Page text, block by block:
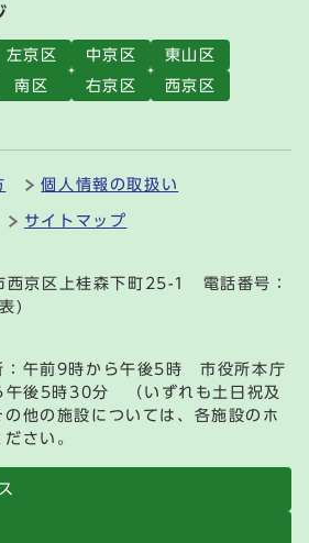
左京区 中京区
東山区
南区 右京区
西京区
個人情報の取扱い
サイトマップ
京区上桂森下町25-1 電話番号：
)
：午前9時から午後5時 市役所本庁
午後5時30分 （いずれも土日祝及
他の施設については、各施設のホ
さい。